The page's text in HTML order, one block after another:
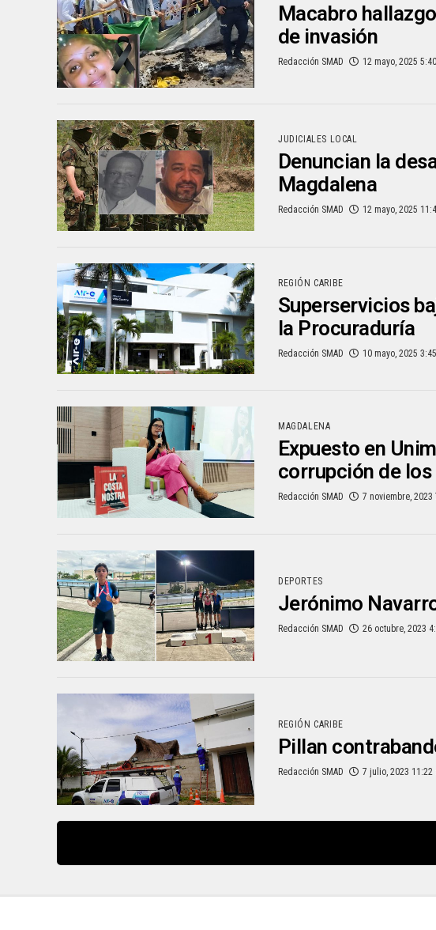
Macabro
de invasión
Redacción SMAD 12 mayo, 2025
JUDICIALES LOCAL
Denuncian la
Magdalena
Redacción SMAD 12 mayo, 2025
REGIÓN CARIBE
Superservicios
la Procuraduría
Redacción SMAD 10 mayo, 2025
MAGDALENA
Expuesto en
corrupción de los
Redacción SMAD 7 noviembre, 2023
DEPORTES
Jerónimo
Redacción SMAD 26 octubre, 2023
REGIÓN CARIBE
Pillan
Redacción SMAD 7 julio, 2023 11:22